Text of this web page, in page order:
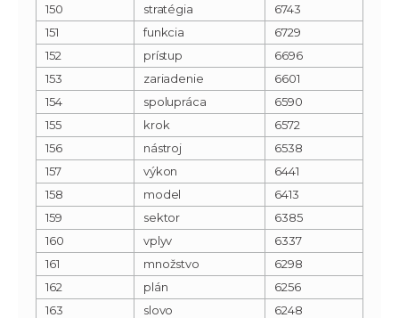
150
stratégia
6743
151
funkcia
6729
152
prístup
6696
153
zariadenie
6601
154
spolupráca
6590
155
krok
6572
156
nástroj
6538
157
výkon
6441
158
model
6413
159
sektor
6385
160
vplyv
6337
161
množstvo
6298
162
plán
6256
163
slovo
6248